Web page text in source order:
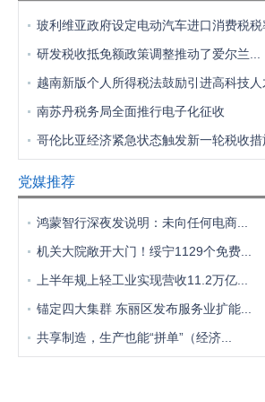
玻利维亚政府设定电动汽车进口消费税税
研发税收抵免额政策调整推动了爱尔兰...
越南新版个人所得税法鼓励引进高科技人
南苏丹税务局全面推行电子化征收
哥伦比亚经济紧急状态触发新一轮税收措
党媒推荐
鸿蒙智行深夜发说明：未向任何电商...
机关大院敞开大门！绥宁1129个免费...
上半年规上轻工业实现营收11.2万亿...
锚定四大集群 东丽区发布服务业扩能...
共享制造，生产也能“拼单”（经济...